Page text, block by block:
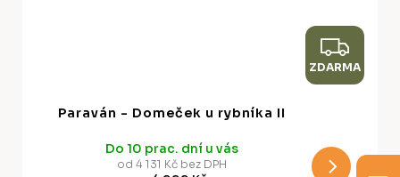
Z
D
M
ZDARMA
Paraván - Domeček u rybníka II
Do 10 prac. dní u vás
od 4 131 Kč bez DPH